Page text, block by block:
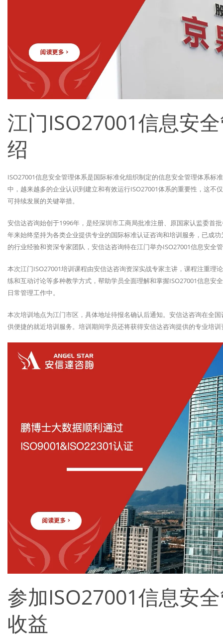
江门ISO27001信息安
绍
ISO27001信息安全管理体系是国际标准化组织制定的信息安全管理体系
中，越来越多的企业认识到建立和有效运行ISO27001体系的重要性，这
可持续发展的关键举措。
安信达咨询始创于1996年，是经深圳市工商局批准注册、原国家认监委首
年来始终坚持为各类企业提供专业的国际标准认证咨询和培训服务，已成
的行业经验和资深专家团队，安信达咨询特在江门举办ISO27001信息安全
本次江门ISO27001培训课程由安信达咨询资深实战专家主讲，课程注重
练和互动讨论等多种教学方式，帮助学员全面理解和掌握ISO27001信息
日常管理工作中。
本次培训地点为江门市区，具体地址待报名确认后通知。安信达咨询在全
供便捷的就近培训服务。培训期间学员还将获得安信达咨询提供的专业培
参加ISO27001信息安
收益